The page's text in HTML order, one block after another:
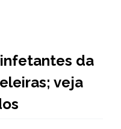
da
veja